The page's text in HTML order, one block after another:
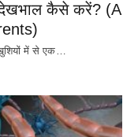
देखभाल कैसे करें? (A
में से एक…